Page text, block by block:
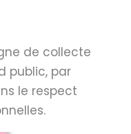
de collecte
public, par
le respect